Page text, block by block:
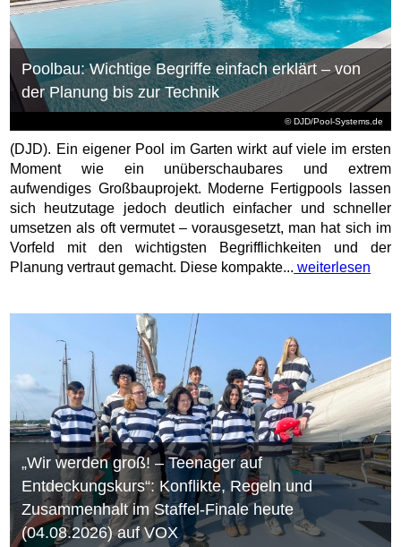
© DJD/Pool-Systems.de
Poolbau: Wichtige Begriffe einfach erklärt – von
der Planung bis zur Technik
(DJD). Ein eigener Pool im Garten wirkt auf viele im ersten
Moment wie ein unüberschaubares und extrem
aufwendiges Großbauprojekt. Moderne Fertigpools lassen
sich heutzutage jedoch deutlich einfacher und schneller
umsetzen als oft vermutet – vorausgesetzt, man hat sich im
Vorfeld mit den wichtigsten Begrifflichkeiten und der
Planung vertraut gemacht. Diese kompakte... weiterlesen
„Wir werden groß! – Teenager auf
Entdeckungskurs“: Konflikte, Regeln und
Zusammenhalt im Staffel-Finale heute
(04.08.2026) auf VOX